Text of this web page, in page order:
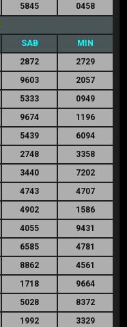
5845
0458
SAB
MIN
2872
2729
9603
2057
5333
0949
9674
1196
5439
6094
2748
3358
3440
7202
4743
4707
4902
1586
4055
9431
6585
4781
8862
4561
1718
9664
5028
8372
1992 3329